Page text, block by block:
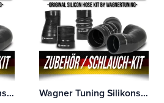
Wagner Tuning Silikonschlauch Kit VW Tiguan 5N 2,0TSI
Wagner Tuning Silikonschlauch Kit Audi RS4 B5 EVO2